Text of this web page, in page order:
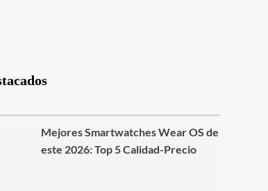
Mejores Smartwatches Wear OS de
este 2026: Top 5 Calidad-Precio